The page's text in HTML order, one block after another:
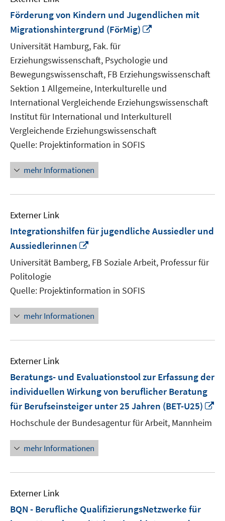
Förderung von Kindern und Jugendlichen mit
Migrationshintergrund (FörMig)
öffnen
Universität Hamburg, Fak. für
Erziehungswissenschaft, Psychologie und
Bewegungswissenschaft, FB Erziehungswissenschaft
Sektion 1 Allgemeine, Interkulturelle und
International Vergleichende Erziehungswissenschaft
Institut für International und Interkulturell
Vergleichende Erziehungswissenschaft
Quelle: Projektinformation in SOFIS
mehr Informationen
Externer Link
Integrationshilfen für jugendliche Aussiedler und
Aussiedlerinnen
Fenster
Universität Bamberg, FB Soziale Arbeit, Professur für
Politologie
Quelle: Projektinformation in SOFIS
mehr Informationen
Externer Link
Beratungs- und Evaluationstool zur Erfassung der
individuellen Wirkung von beruflicher Beratung
für Berufseinsteiger unter 25 Jahren (BET-U25)
Hochschule der Bundesagentur für Arbeit, Mannheim
mehr Informationen
Externer Link
BQN - Berufliche QualifizierungsNetzwerke für